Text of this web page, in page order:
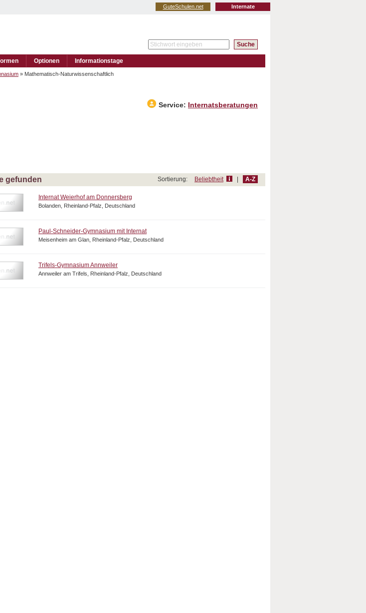
Internate
GuteSchulen.net
Optionen Informationstage
» Mathematisch-Naturwissenschaftlich
Service:
Internatsberatungen
gefunden Sortierung: Beliebtheit A-Z
Internat Weierhof am Donnersberg
Bolanden, Rheinland-Pfalz, Deutschland
Paul-Schneider-Gymnasium mit Internat
Meisenheim am Glan, Rheinland-Pfalz, Deutschland
Trifels-Gymnasium Annweiler
Annweiler am Trifels, Rheinland-Pfalz, Deutschland